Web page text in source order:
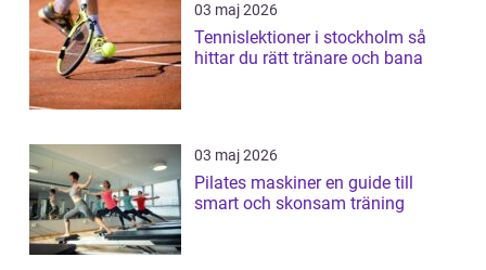
03 maj 2026
Tennislektioner i stockholm så
hittar du rätt tränare och bana
03 maj 2026
Pilates maskiner en guide till
smart och skonsam träning